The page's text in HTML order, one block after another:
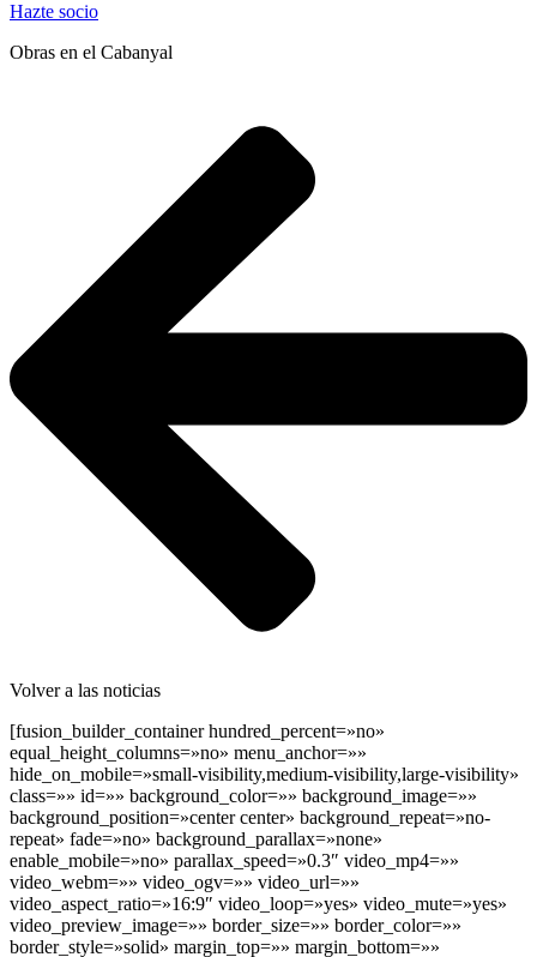
Hazte socio
Obras en el Cabanyal
Volver a las noticias
[fusion_builder_container hundred_percent=»no»
equal_height_columns=»no» menu_anchor=»»
hide_on_mobile=»small-visibility,medium-visibility,large-visibility»
class=»» id=»» background_color=»» background_image=»»
background_position=»center center» background_repeat=»no-
repeat» fade=»no» background_parallax=»none»
enable_mobile=»no» parallax_speed=»0.3″ video_mp4=»»
video_webm=»» video_ogv=»» video_url=»»
video_aspect_ratio=»16:9″ video_loop=»yes» video_mute=»yes»
video_preview_image=»» border_size=»» border_color=»»
border_style=»solid» margin_top=»» margin_bottom=»»